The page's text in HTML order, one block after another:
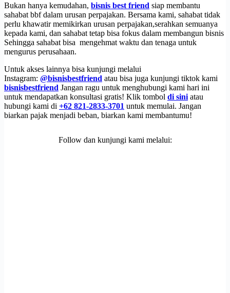
Bukan hanya kemudahan, bisnis best friend siap membantu
sahabat bbf dalam urusan perpajakan. Bersama kami, sahabat tidak
perlu khawatir memikirkan urusan perpajakan,serahkan semuanya
kepada kami, dan sahabat tetap bisa fokus dalam membangun bisnis
Sehingga sahabat bisa mengehmat waktu dan tenaga untuk
mengurus perusahaan.
Untuk akses lainnya bisa kunjungi melalui
Instagram: @bisnisbestfriend atau bisa juga kunjungi tiktok kami
bisnisbestfriend Jangan ragu untuk menghubungi kami hari ini
untuk mendapatkan konsultasi gratis! Klik tombol di sini atau
hubungi kami di +62 821-2833-3701 untuk memulai. Jangan
biarkan pajak menjadi beban, biarkan kami membantumu!
Follow dan kunjungi kami melalui: